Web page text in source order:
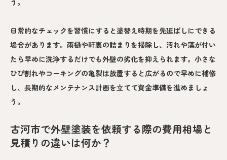
う。
日常的なチェックを習慣にすると塗替え時期を先延ばしにできる
場合があります。雨樋や軒裏の詰まりを掃除し、汚れや藻が付い
たら早めに洗浄するだけでも外壁の劣化を抑えられます。小さな
ひび割れやコーキングの亀裂は放置すると広がるので早めに補修
し、長期的なメンテナンス計画を立てて資金準備を進めましょ
う。
古河市で外壁塗装を依頼する際の費用相場と
見積りの違いは何か？